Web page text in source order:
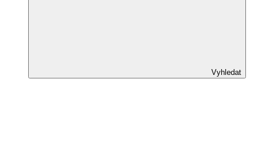
Vyhledat